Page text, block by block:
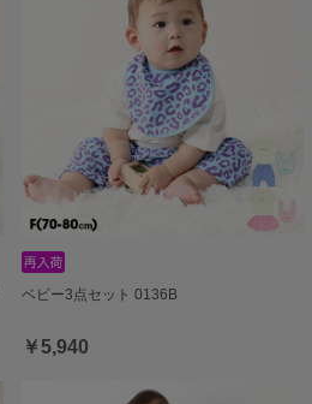
ベビー3点セット 0136B
￥5,940